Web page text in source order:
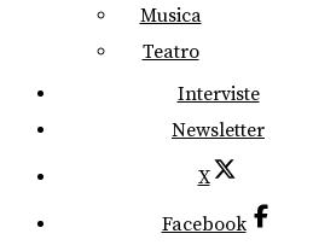
Musica
Teatro
Interviste
Newsletter
X
Facebook